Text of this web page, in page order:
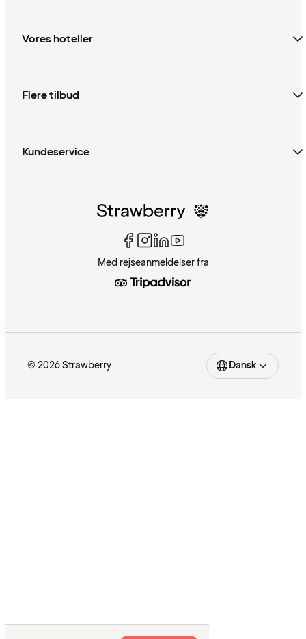
Vores hoteller
Flere tilbud
Kundeservice
Med rejseanmeldelser fra
© 2026 Strawberry Dansk